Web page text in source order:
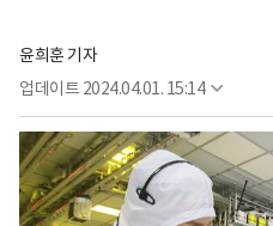
윤희훈 기자
업데이트 2024.04.01. 15:14